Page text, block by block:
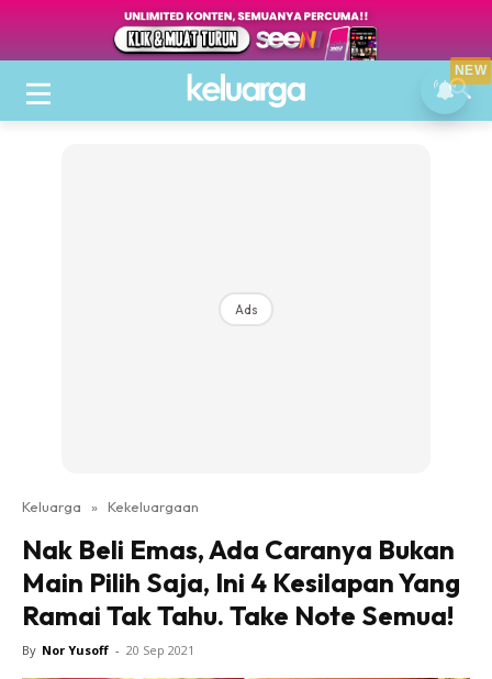
Ads
Keluarga » Kekeluargaan
Nak Beli Emas, Ada Caranya Bukan
Main Pilih Saja, Ini 4 Kesilapan Yang
Ramai Tak Tahu. Take Note Semua!
By Nor Yusoff - 20 Sep 2021
NEW